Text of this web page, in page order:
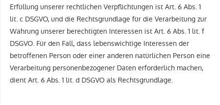
Erfüllung unserer rechtlichen Verpflichtungen ist Art. 6 Abs. 1
lit. c DSGVO, und die Rechtsgrundlage für die Verarbeitung zur
Wahrung unserer berechtigten Interessen ist Art. 6 Abs. 1 lit. f
DSGVO. Für den Fall, dass lebenswichtige Interessen der
betroffenen Person oder einer anderen natürlichen Person eine
Verarbeitung personenbezogener Daten erforderlich machen,
dient Art. 6 Abs. 1 lit. d DSGVO als Rechtsgrundlage.